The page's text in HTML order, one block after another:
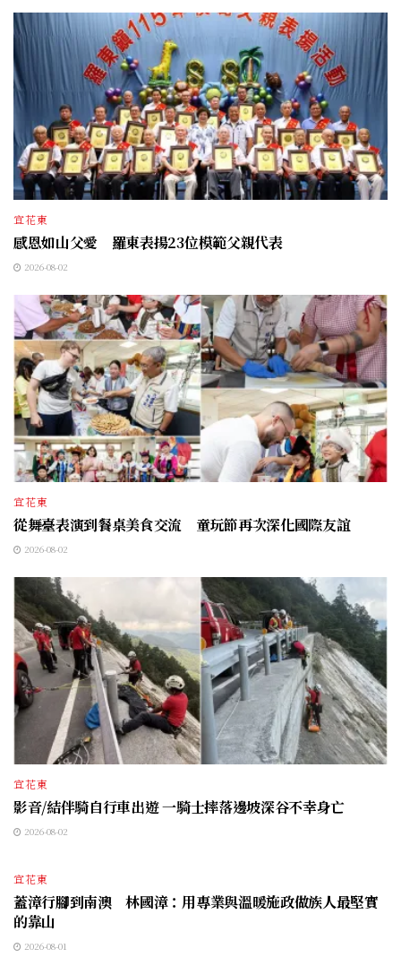
宜花東
感恩如山父愛 羅東表揚23位模範父親代表
2026-08-02
宜花東
從舞臺表演到餐桌美食交流 童玩節再次深化國際友誼
2026-08-02
宜花東
影音/結伴騎自行車出遊 一騎士摔落邊坡深谷不幸身亡
2026-08-02
宜花東
蓋漳行腳到南澳 林國漳：用專業與溫暖施政做族人最堅實
的靠山
2026-08-01